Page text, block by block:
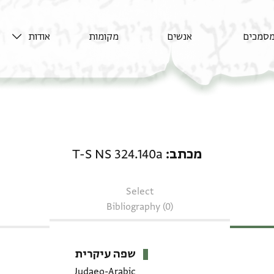
מסמכים אנשים מקומות אודות
מכתב T-S NS 324.140a
Select
Bibliography (0)
שפה עיקרית